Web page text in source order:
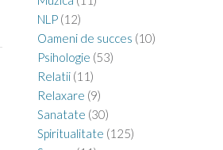
NLP(12)
Oameni de succes (10)
Psihologie (53)
Relatii(11)
Relaxare (9)
Sanatate (30)
Spiritualitate (125)